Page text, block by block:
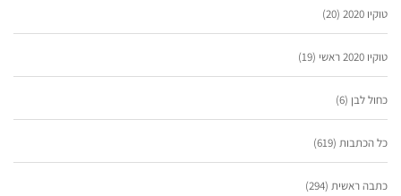
טוקיו 2020 (20)
טוקיו 2020 ראשי (19)
כחול לבן (6)
כל הכתבות (619)
כתבה ראשית (294)